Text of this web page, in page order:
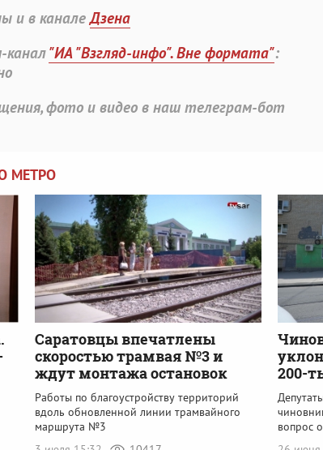
и в каналеДзена
канал"ИА "Взгляд-инфо". Вне формата":
фото и видео в наш телеграм-бот
МЕТРО
Саратовцы впечатлены
скоростью трамвая №3 и
ждут монтажа остановок
Работы по благоустройству территорий
вдоль обновленной линии трамвайного
маршрута №3
200-
вопрос